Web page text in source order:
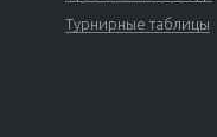
Турнирные таблицы